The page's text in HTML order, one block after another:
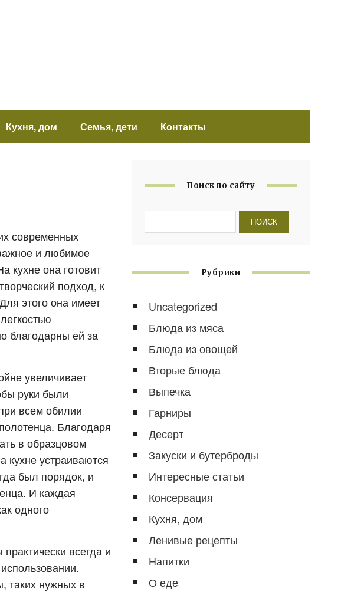
Кухня, дом Семья, дети Контакты
современных
и любимое
кухне она готовит
подход, к
этого она имеет
благодарны ей за
увеличивает
руки были
всем обилии
Благодаря
в образцовом
кухне устраиваются
был порядок, и
И каждая
одного
всегда и
таких нужных в
Поиск по сайту
Рубрики
Uncategorized
Блюда из мяса
Блюда из овощей
Вторые блюда
Выпечка
Гарниры
Десерт
Закуски и бутерброды
Интересные статьи
Консервация
Кухня, дом
Ленивые рецепты
Напитки
О еде